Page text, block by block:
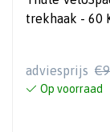
trekhaak - 60
adviesprijs
Op voorraad